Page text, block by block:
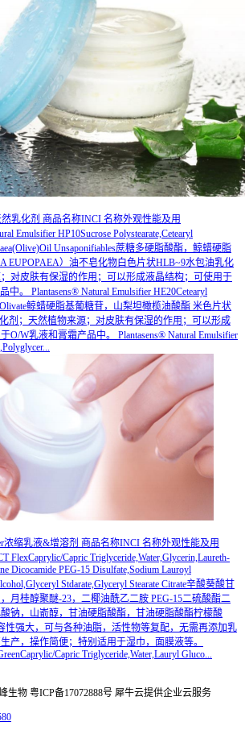
然乳化剂 商品名称INCI 名称外观性能及用
Emulsifier HP10Sucrose Polystearate,Cetearyl
Unsaponifiables蔗糖多硬脂酸酯，鲸蜡硬脂
EUPOPAEA）油不皂化物白色片状HLB~9水包油乳化
对皮肤有保湿的作用；可以形成液晶结构；可使用于
中。 Plantasens® Natural Emulsifier HE20Cetearyl
Olivate鲸蜡硬脂基葡糖苷，山梨坦橄榄油酸酯 米色片状
剂；天然植物来源；对皮肤有保湿的作用；可以形成
O/W乳液和膏霜产品中。 Plantasens® Natural Emulsifier
浓缩乳液&增溶剂 商品名称INCI 名称外观性能及用
FlexCaprylic/Capric Triglyceride,Water,Glycerin,Laureth-
Dicocamide PEG-15 Disulfate,Sodium Lauroyl
Stdarate,Glyceryl Stearate Citrate辛酸葵酸甘
月桂醇聚醚-23，二椰油酰乙二胺 PEG-15二硫酸酯二
钠，山嵛醇，甘油硬脂酸酯，甘油硬脂酸酯柠檬酸
性强大，可与各种油脂，活性物等复配，无需再添加乳
产，操作简便；特别适用于湿巾，面膜液等。
Capric Triglyceride,Water,Lauryl Gluco...
生物 粤ICP备17072888号 犀牛云提供企业云服务